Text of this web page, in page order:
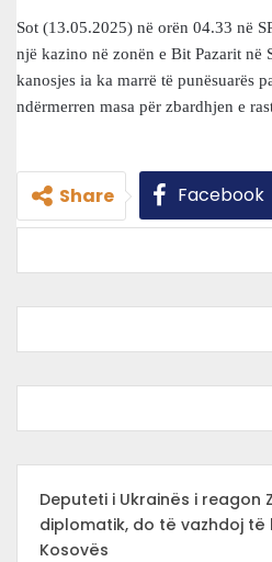
Sot (13.05.2025) në orën 04.33 në
një kazino në zonën e Bit Pazarit në
kanosjes ia ka marrë të punësuarës
ndërmerren masa për zbardhjen e
Share Facebook
Deputeti i Ukrainës i reagon
diplomatik, do të vazhdoj
Kosovës